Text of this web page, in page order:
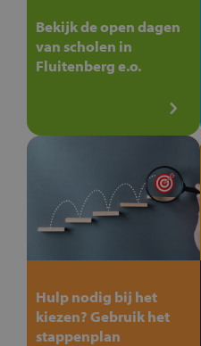
Bekijk de open dagen
van scholen in
Fluitenberg e.o.
Hulp nodig bij het
kiezen? Gebruik het
stappenplan